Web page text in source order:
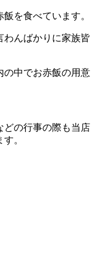
を食べています。
わんばかりに家族皆
の中でお赤飯の用意
どの行事の際も当店
。